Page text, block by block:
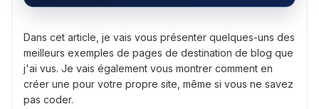
Dans cet article, je vais vous présenter quelques-uns des
meilleurs exemples de pages de destination de blog que
j'ai vus. Je vais également vous montrer comment en
créer une pour votre propre site, même si vous ne savez
pas coder.